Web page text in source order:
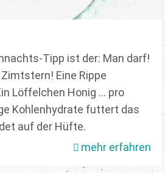
Tipp ist der: Man darf!
Eine Rippe
Löffelchen Honig ... pro
Kohlenhydrate futtert das
auf der Hüfte.
mehr erfahren